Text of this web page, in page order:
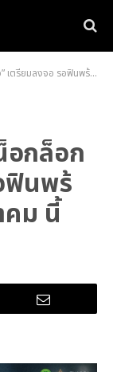
ฟินพร้อมกัน วันที่ 16 พฤษภาคม นี้
อกล็อก
ฟินพร้
ม นี้